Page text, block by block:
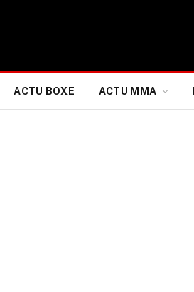
ACTU BOXE ACTU MMA